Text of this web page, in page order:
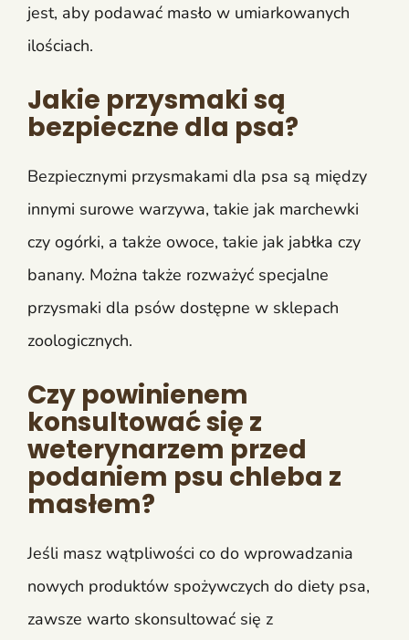
jest, aby podawać masło w umiarkowanych
ilościach.
Jakie przysmaki są
bezpieczne dla psa?
Bezpiecznymi przysmakami dla psa są między
innymi surowe warzywa, takie jak marchewki
czy ogórki, a także owoce, takie jak jabłka czy
banany. Można także rozważyć specjalne
przysmaki dla psów dostępne w sklepach
zoologicznych.
Czy powinienem
konsultować się z
weterynarzem przed
podaniem psu chleba z
masłem?
Jeśli masz wątpliwości co do wprowadzania
nowych produktów spożywczych do diety psa,
zawsze warto skonsultować się z